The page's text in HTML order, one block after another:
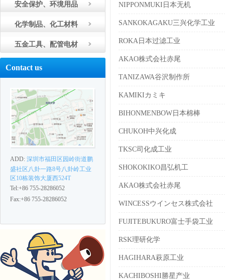
安全保护、环境用品
化学制品、化工材料
五金工具、配管电材
Contact us
ADD: 深圳市福田区园岭街道鹏
盛社区八卦一路8号八卦岭工业
区10栋装饰大厦西524T
Tel:+86 755-28286052
Fax:+86 755-28286052
NIPPONMUKI日本无机
SANKOKAGAKU三兴化学工业
ROKA日本过滤工业
AKAO株式会社赤尾
TANIZAWA谷沢制作所
KAMIKIカミキ
BIHONMENBOW日本棉棒
CHUKOH中兴化成
TKSC司化成工业
SHOKOKIKO昌弘机工
AKAO株式会社赤尾
WINCESSウインセス株式会社
FUJITEBUKURO富士手袋工业
RSK理研化学
HAGIHARA萩原工业
KACHIBOSHI勝星产业